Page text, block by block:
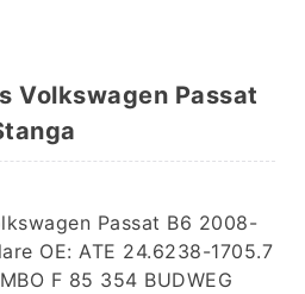
Volkswagen Passat
Passat B6 2008-
OE: ATE 24.6238-1705.7
F 85 354 BUDWEG